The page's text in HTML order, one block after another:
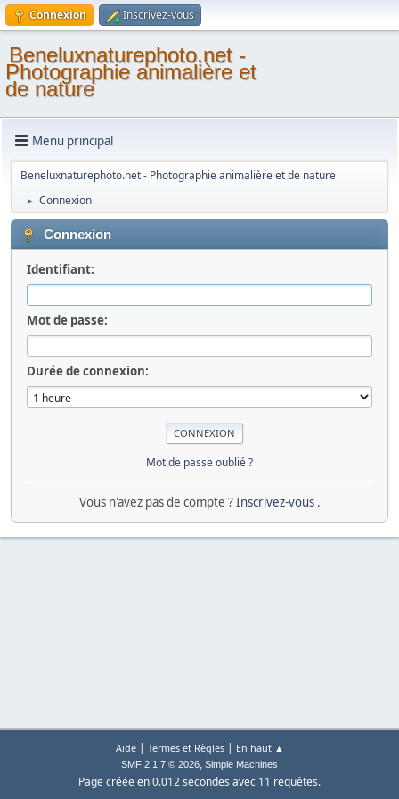
Connexion Inscrivez-vous
Beneluxnaturephoto.net -
Photographie animalière et
de nature
Menu principal
Beneluxnaturephoto.net - Photographie animalière et de nature
► Connexion
Connexion
Identifiant:
Mot de passe:
Durée de connexion:
Mot de passe oublié ?
Vous n'avez pas de compte ?Inscrivez-vous .
Aide| Termes et Règles| En haut ▲
SMF 2.1.7 © 2026, Simple Machines
Page créée en 0.012 secondes avec 11 requêtes.